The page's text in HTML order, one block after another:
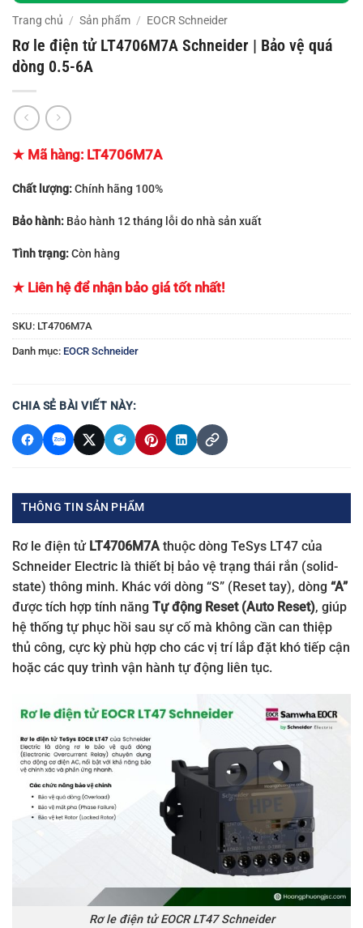
Trang chủ / Sản phẩm / EOCR Schneider
Rơ le điện tử LT4706M7A Schneider | Bảo vệ quá
dòng 0.5-6A
★ Mã hàng: LT4706M7A
Chất lượng:Chính hãng 100%
Bảo hành: Bảo hành 12 tháng lỗi do nhà sản xuất
Tình trạng:Còn hàng
★ Liên hệ để nhận bảo giá tốt nhất!
SKU: LT4706M7A
Danh mục: EOCR Schneider
CHIA SẺ BÀI VIẾT NÀY:
THÔNG TIN SẢN PHẨM
Rơ le điện tử LT4706M7A thuộc dòng TeSys LT47 của
Schneider Electric là thiết bị bảo vệ trạng thái rắn (solid-
state) thông minh. Khác với dòng “S” (Reset tay), dòng “A”
được tích hợp tính năng Tự động Reset (Auto Reset), giúp
hệ thống tự phục hồi sau sự cố mà không cần can thiệp
thủ công, cực kỳ phù hợp cho các vị trí lắp đặt khó tiếp cận
hoặc các quy trình vận hành tự động liên tục.
Rơ le điện tử EOCR LT47 Schneider